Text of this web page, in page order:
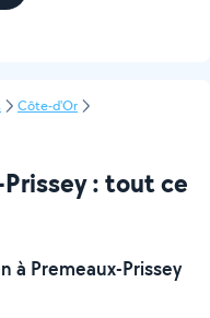
Côte-d'Or
: tout ce
à Premeaux-Prissey